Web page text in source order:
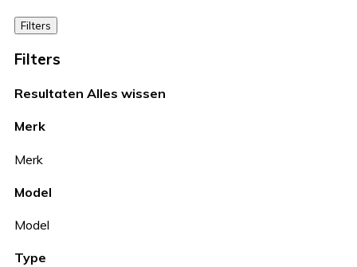
Filters
Filters
Resultaten Alles wissen
Merk
Merk
Model
Model
Type